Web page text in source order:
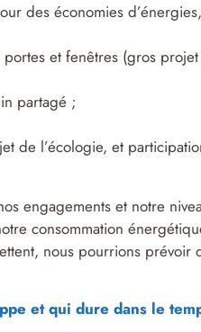
des économies
et fenêtres (gros
partagé ;
de l’écologie, et
engagements et notre
consommation
nous pourrions prévoir
et qui dure dans le